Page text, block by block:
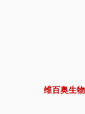
维百奥生